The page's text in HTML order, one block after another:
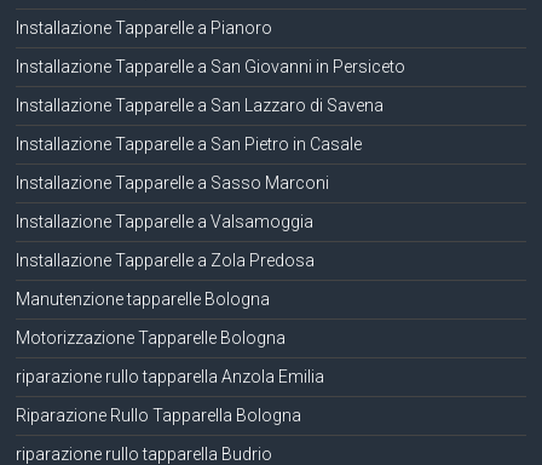
Installazione Tapparelle a Pianoro
Installazione Tapparelle a San Giovanni in Persiceto
Installazione Tapparelle a San Lazzaro di Savena
Installazione Tapparelle a San Pietro in Casale
Installazione Tapparelle a Sasso Marconi
Installazione Tapparelle a Valsamoggia
Installazione Tapparelle a Zola Predosa
Manutenzione tapparelle Bologna
Motorizzazione Tapparelle Bologna
riparazione rullo tapparella Anzola Emilia
Riparazione Rullo Tapparella Bologna
riparazione rullo tapparella Budrio